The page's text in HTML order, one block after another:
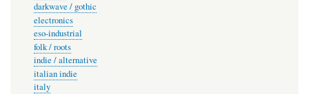
darkwave / gothic
electronics
eso-industrial
folk / roots
indie / alternative
italian indie
italy